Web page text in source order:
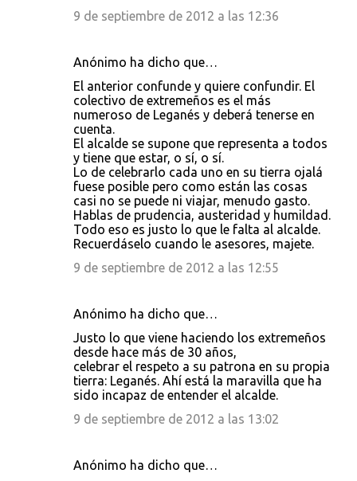
9 de septiembre de 2012 a las 12:36
Anónimo ha dicho que…
El anterior confunde y quiere confundir. El
colectivo de extremeños es el más
numeroso de Leganés y deberá tenerse en
cuenta.
El alcalde se supone que representa a todos
y tiene que estar, o sí, o sí.
Lo de celebrarlo cada uno en su tierra ojalá
fuese posible pero como están las cosas
casi no se puede ni viajar, menudo gasto.
Hablas de prudencia, austeridad y humildad.
Todo eso es justo lo que le falta al alcalde.
Recuerdáselo cuando le asesores, majete.
9 de septiembre de 2012 a las 12:55
Anónimo ha dicho que…
Justo lo que viene haciendo los extremeños
desde hace más de 30 años,
celebrar el respeto a su patrona en su propia
tierra: Leganés. Ahí está la maravilla que ha
sido incapaz de entender el alcalde.
9 de septiembre de 2012 a las 13:02
Anónimo ha dicho que…